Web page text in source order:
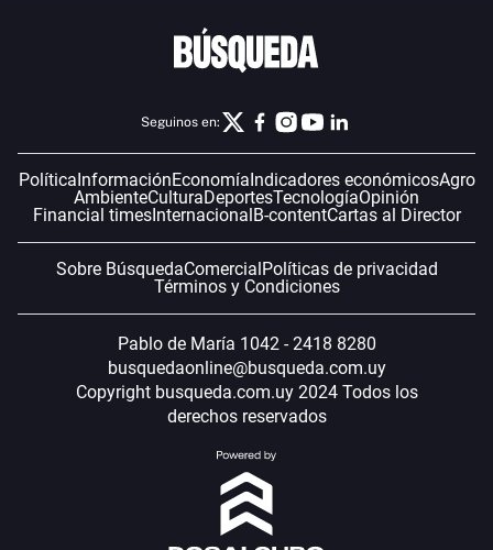
Seguinos en:
PolíticaInformaciónEconomíaIndicadores económicosAgro
AmbienteCulturaDeportesTecnologíaOpinión
Financial timesInternacionalB-contentCartas al Director
Sobre BúsquedaComercialPolíticas de privacidad
Términos y Condiciones
Pablo de María 1042 - 2418 8280
busquedaonline@busqueda.com.uy
Copyright busqueda.com.uy 2024 Todos los
derechos reservados